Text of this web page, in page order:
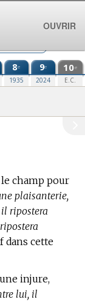
8e
1935
9e
2024
10e
E.C.
champ pour
plaisanterie,
ripostera
dans cette
injure,
lui, il
OUVRIR